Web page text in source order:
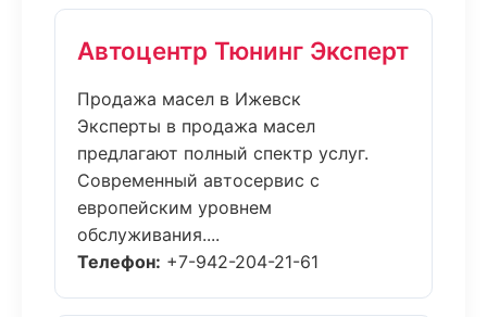
Автоцентр Тюнинг Эксперт
Продажа масел в Ижевск
Эксперты в продажа масел
предлагают полный спектр услуг.
Современный автосервис с
европейским уровнем
обслуживания....
Телефон: +7-942-204-21-61